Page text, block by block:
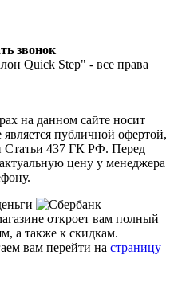
звонок
Quick Step" - все права
на данном сайте носит
публичной офертой,
Статьи 437 ГК РФ. Перед
цену у менеджера
откроет вам полный
а также к скидкам.
вам перейти на страницу